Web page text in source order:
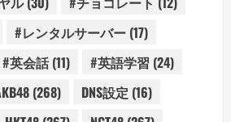
#レンタルサーバー (17)
#英会話(11) #英語学習 (24)
(268) DNS設定 (16)